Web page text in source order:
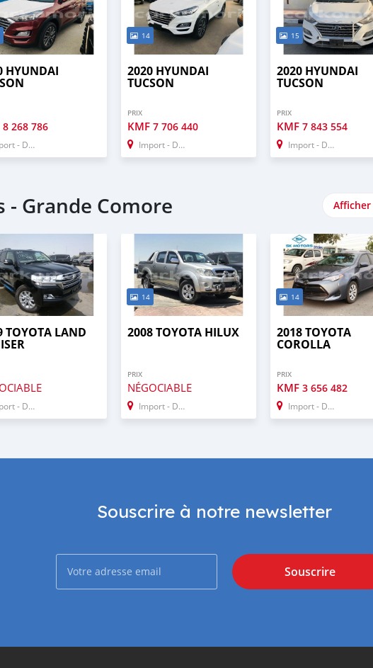
HYUNDAI
8 268 786
- Dubai
14
2020 HYUNDAI
TUCSON
PRIX
KMF 7 706 440
Import - Dubai
15
2020 HYUNDAI
TUCSON
PRIX
KMF 7 843 554
Import - Dubai
- Grande Comore
TOYOTA LAND
- Dubai
14
2008 TOYOTA HILUX
PRIX
NÉGOCIABLE
Import - Dubai
14
2018 TOYOTA
COROLLA
PRIX
KMF 3 656 482
Import - Dubai
Souscrire à notre newsletter
Souscrire